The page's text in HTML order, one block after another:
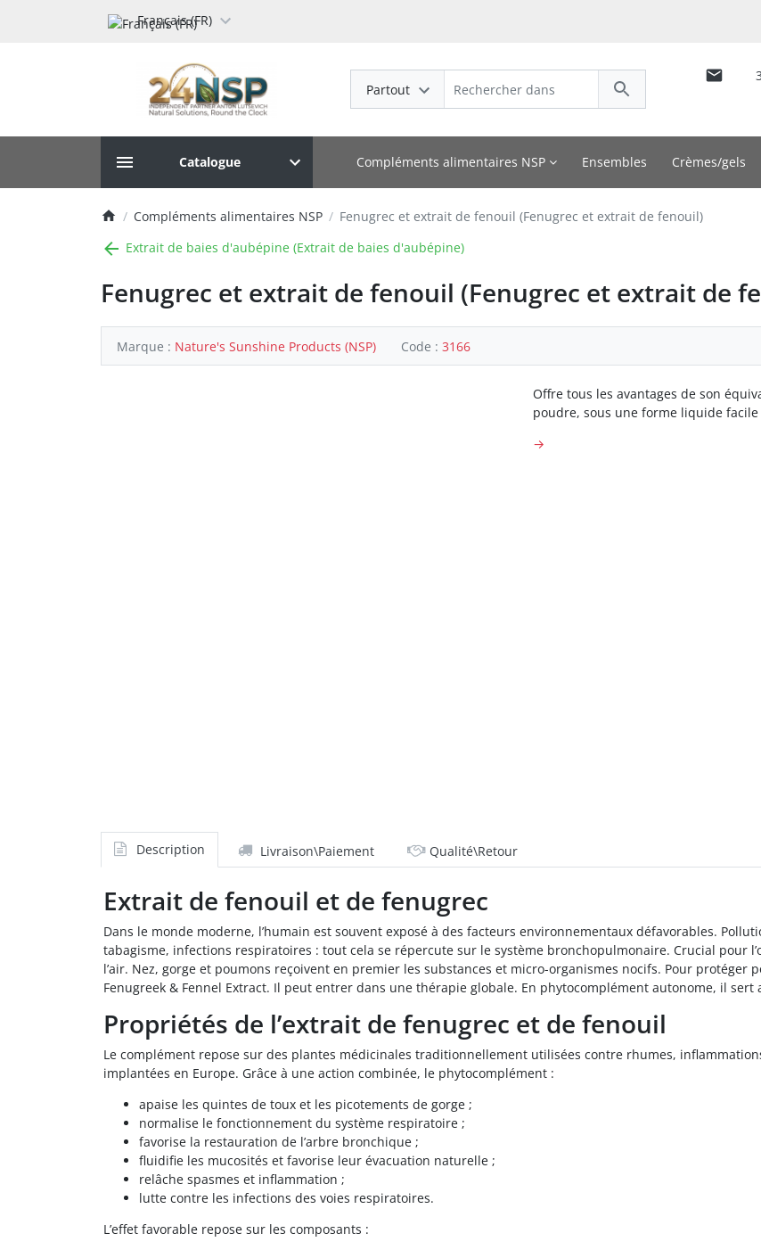
Français (FR)
Partout
Catalogue Compléments alimentaires NSP Ensembles Crèmes/gels
Compléments alimentaires NSP
Fenugrec et extrait de fenouil (Fenugrec et extrait de fenouil)
Extrait de baies d'aubépine (Extrait de baies d'aubépine)
Fenugrec et extrait de fenouil (Fenugrec et extrait de
Marque : Nature's Sunshine Products (NSP) Code : 3166
Offre tous les avantages de son
poudre, sous une forme liquide
→
Description Livraison\Paiement Qualité\Retour
Extrait de fenouil et de fenugrec
Dans le monde moderne, l’humain est souvent exposé à des facteurs environnementaux défavorables.
tabagisme, infections respiratoires : tout cela se répercute sur le système bronchopulmonaire. Crucial pour
l’air. Nez, gorge et poumons reçoivent en premier les substances et micro-organismes nocifs. Pour protéger
Fenugreek & Fennel Extract. Il peut entrer dans une thérapie globale. En phytocomplément autonome, il sert
Propriétés de l’extrait de fenugrec et de fenouil
Le complément repose sur des plantes médicinales traditionnellement utilisées contre rhumes,
implantées en Europe. Grâce à une action combinée, le phytocomplément :
apaise les quintes de toux et les picotements de gorge ;
normalise le fonctionnement du système respiratoire ;
favorise la restauration de l’arbre bronchique ;
fluidifie les mucosités et favorise leur évacuation naturelle ;
relâche spasmes et inflammation ;
lutte contre les infections des voies respiratoires.
L’effet favorable repose sur les composants :